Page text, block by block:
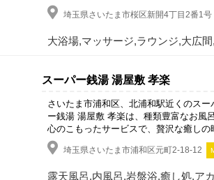
埼玉県さいたま市桜区新開4丁目2番1号
大浴場,マッサージ,ラウンジ,大広
スーパー銭湯 湯屋敷 孝楽
さいたま市浦和区、北浦和駅近くのスー
ー銭湯 湯屋敷 孝楽は、種類豊富なお風
心のこもったサービスで、贅沢な癒しの
埼玉県さいたま市浦和区元町2-18-12
露天風呂,内風呂,岩盤浴,癒し処,ア